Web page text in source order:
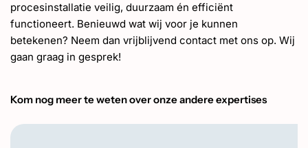
procesinstallatie veilig, duurzaam én efficiënt
functioneert. Benieuwd wat wij voor je kunnen
betekenen? Neem dan vrijblijvend contact met ons op. Wij
gaan graag in gesprek!
Kom nog meer te weten over onze andere expertises